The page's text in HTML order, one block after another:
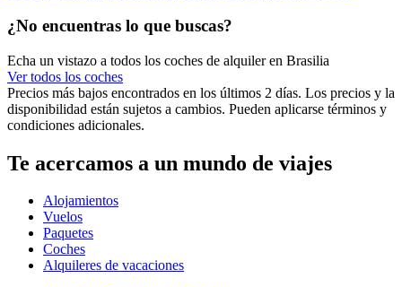
¿No encuentras lo que buscas?
Echa un vistazo a todos los coches de alquiler en Brasilia
Ver todos los coches
Precios más bajos encontrados en los últimos 2 días. Los precios y la
disponibilidad están sujetos a cambios. Pueden aplicarse términos y
condiciones adicionales.
Te acercamos a un mundo de viajes
Alojamientos
Vuelos
Paquetes
Coches
Alquileres de vacaciones